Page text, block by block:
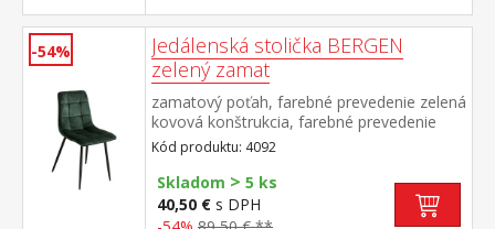
-54%
Jedálenská stolička BERGEN
zelený zamat
zamatový poťah, farebné prevedenie zelená
kovová konštrukcia, farebné prevedenie
čierna výška sedu 49 cm
Kód produktu: 4092
Skladom > 5 ks
40,50 € s DPH